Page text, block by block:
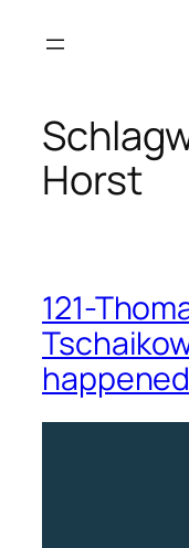
Inhalt
Horst
121-